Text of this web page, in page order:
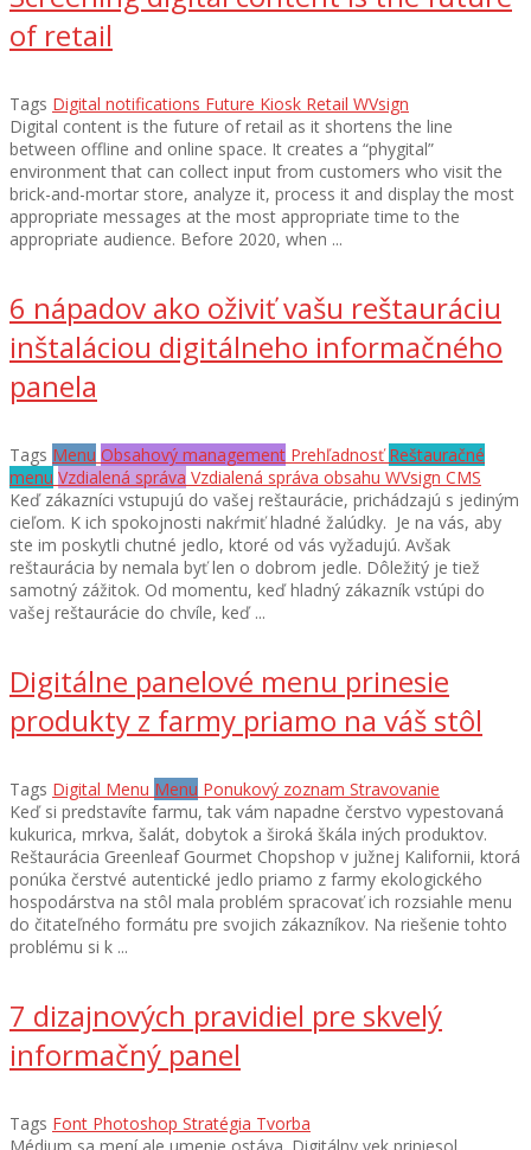
of retail
Tags Digital notifications Future Kiosk Retail WVsign
Digital content is the future of retail as it shortens the line
between offline and online space. It creates a “phygital”
environment that can collect input from customers who visit the
brick-and-mortar store, analyze it, process it and display the most
appropriate messages at the most appropriate time to the
appropriate audience. Before 2020, when ...
6 nápadov ako oživiť vašu reštauráciu
inštaláciou digitálneho informačného
panela
Tags Menu Obsahový management Prehľadnosť Reštauračné
menu Vzdialená správa Vzdialená správa obsahu WVsign CMS
Keď zákazníci vstupujú do vašej reštaurácie, prichádzajú s jediným
cieľom. K ich spokojnosti nakŕmiť hladné žalúdky. Je na vás, aby
ste im poskytli chutné jedlo, ktoré od vás vyžadujú. Avšak
reštaurácia by nemala byť len o dobrom jedle. Dôležitý je tiež
samotný zážitok. Od momentu, keď hladný zákazník vstúpi do
vašej reštaurácie do chvíle, keď ...
Digitálne panelové menu prinesie
produkty z farmy priamo na váš stôl
Tags Digital Menu Menu Ponukový zoznam Stravovanie
Keď si predstavíte farmu, tak vám napadne čerstvo vypestovaná
kukurica, mrkva, šalát, dobytok a široká škála iných produktov.
Reštaurácia Greenleaf Gourmet Chopshop v južnej Kalifornii, ktorá
ponúka čerstvé autentické jedlo priamo z farmy ekologického
hospodárstva na stôl mala problém spracovať ich rozsiahle menu
do čitateľného formátu pre svojich zákazníkov. Na riešenie tohto
problému si k ...
7 dizajnových pravidiel pre skvelý
informačný panel
Tags Font Photoshop Stratégia Tvorba
Médium sa mení ale umenie ostáva. Digitálny vek priniesol